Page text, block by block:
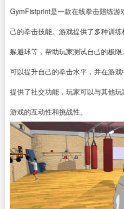
GymFistprint是一款在线拳击陪练游
己的拳击技能。游戏提供了多种训
躲避球等，帮助玩家测试自己的极
可以提升自己的拳击水平，并在游
提供了社交功能，玩家可以与其他
游戏的互动性和挑战性。